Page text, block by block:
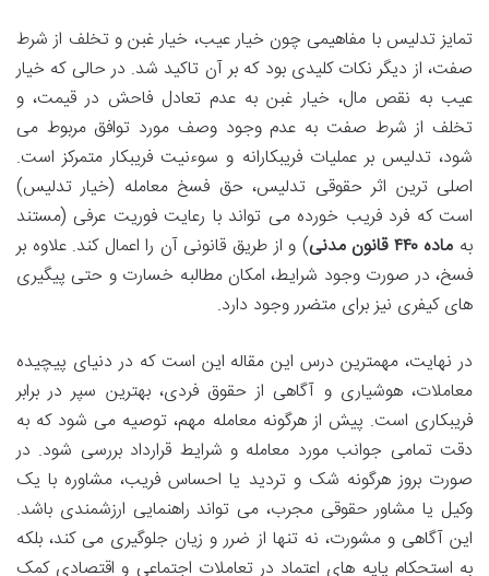
تمایز تدلیس با مفاهیمی چون خیار عیب، خیار غبن و تخلف از شرط
صفت، از دیگر نکات کلیدی بود که بر آن تاکید شد. در حالی که خیار
عیب به نقص مال، خیار غبن به عدم تعادل فاحش در قیمت، و
تخلف از شرط صفت به عدم وجود وصف مورد توافق مربوط می
شود، تدلیس بر عملیات فریبکارانه و سوءنیت فریبکار متمرکز است.
اصلی ترین اثر حقوقی تدلیس، حق فسخ معامله (خیار تدلیس)
است که فرد فریب خورده می تواند با رعایت فوریت عرفی (مستند
به ماده ۴۴۰ قانون مدنی
) و از طریق قانونی آن را اعمال کند. علاوه بر
فسخ، در صورت وجود شرایط، امکان مطالبه خسارت و حتی پیگیری
های کیفری نیز برای متضرر وجود دارد.
در نهایت، مهمترین درس این مقاله این است که در دنیای پیچیده
معاملات، هوشیاری و آگاهی از حقوق فردی، بهترین سپر در برابر
فریبکاری است. پیش از هرگونه معامله مهم، توصیه می شود که به
دقت تمامی جوانب مورد معامله و شرایط قرارداد بررسی شود. در
صورت بروز هرگونه شک و تردید یا احساس فریب، مشاوره با یک
وکیل یا مشاور حقوقی مجرب، می تواند راهنمایی ارزشمندی باشد.
این آگاهی و مشورت، نه تنها از ضرر و زیان جلوگیری می کند، بلکه
به استحکام پایه های اعتماد در تعاملات اجتماعی و اقتصادی کمک